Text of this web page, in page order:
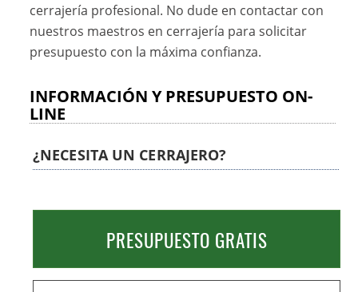
cerrajería profesional. No dude en contactar con
nuestros maestros en cerrajería para solicitar
presupuesto con la máxima confianza.
INFORMACIÓN Y PRESUPUESTO ON-
LINE
¿NECESITA UN CERRAJERO?
PRESUPUESTO GRATIS